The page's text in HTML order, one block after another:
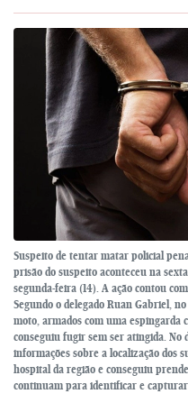
Suspeito de tentar matar policial
prisão do suspeito aconteceu na
segunda-feira (14). A ação contou
Segundo o delegado Ruan Gabriel,
moto, armados com uma
conseguiu fugir sem ser atingida.
informações sobre a localização dos
hospital da região e conseguiu
continuam para identificar e capturar